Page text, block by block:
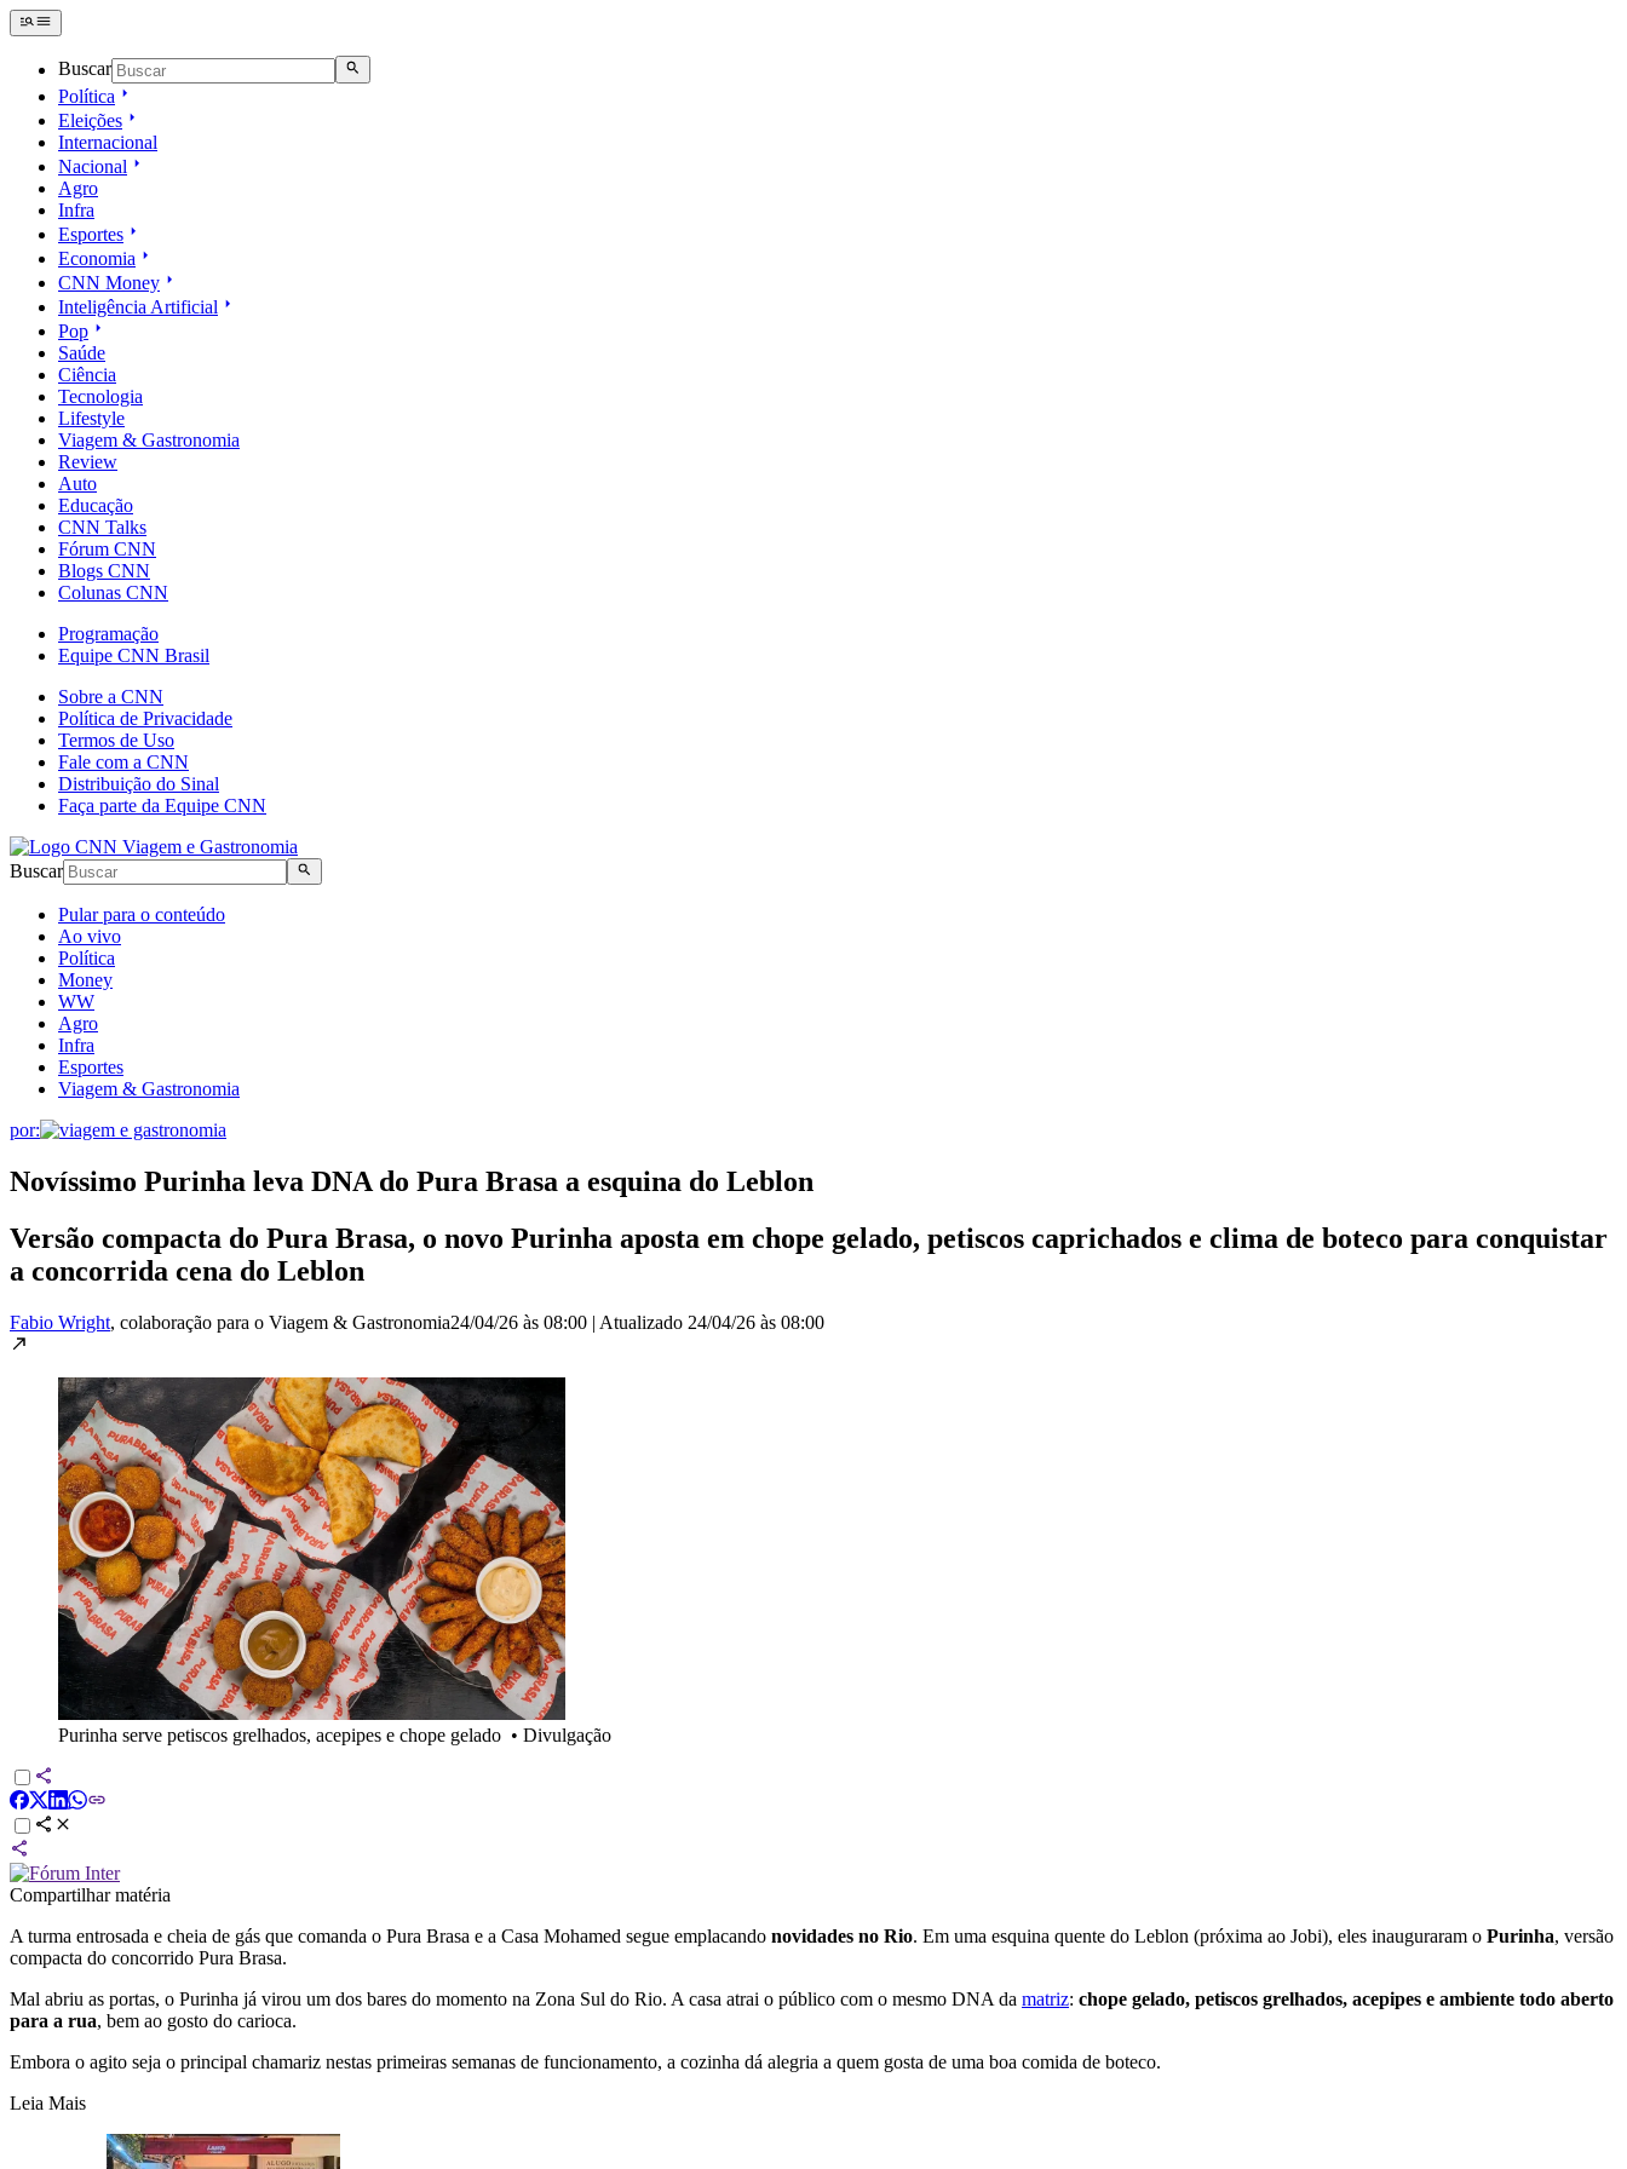
Buscar
Política
Eleições
Internacional
Nacional
Agro
Infra
Esportes
Economia
CNN Money
Inteligência Artificial
Pop
Saúde
Ciência
Tecnologia
Lifestyle
Viagem & Gastronomia
Review
Auto
Educação
CNN Talks
Fórum CNN
Blogs CNN
Colunas CNN
Programação
Equipe CNN Brasil
Sobre a CNN
Política de Privacidade
Termos de Uso
Fale com a CNN
Distribuição do Sinal
Faça parte da Equipe CNN
Buscar
Pular para o conteúdo
Ao vivo
Política
Money
WW
Agro
Infra
Esportes
Viagem & Gastronomia
por:
Novíssimo Purinha leva DNA do Pura Brasa a esquina do Leblon
Versão compacta do Pura Brasa, o novo Purinha aposta em chope gelado, petiscos caprichados e clima de boteco para conquistar
a concorrida cena do Leblon
Fabio Wright, colaboração para o Viagem & Gastronomia24/04/26 às 08:00 | Atualizado 24/04/26 às 08:00
Purinha serve petiscos grelhados, acepipes e chope gelado • Divulgação
Compartilhar matéria
A turma entrosada e cheia de gás que comanda o Pura Brasa e a Casa Mohamed segue emplacando novidades no Rio. Em uma esquina quente do Leblon (próxima ao Jobi), eles inauguraram o Purinha, versão
compacta do concorrido Pura Brasa.
Mal abriu as portas, o Purinha já virou um dos bares do momento na Zona Sul do Rio. A casa atrai o público com o mesmo DNA da matriz: chope gelado, petiscos grelhados, acepipes e ambiente todo aberto
para a rua, bem ao gosto do carioca.
Embora o agito seja o principal chamariz nestas primeiras semanas de funcionamento, a cozinha dá alegria a quem gosta de uma boa comida de boteco.
Leia Mais